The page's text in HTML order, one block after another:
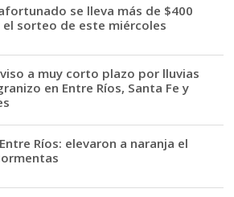
se lleva más de $400
el sorteo de este miércoles
a muy corto plazo por lluvias
en Entre Ríos, Santa Fe y
Ríos: elevaron a naranja el